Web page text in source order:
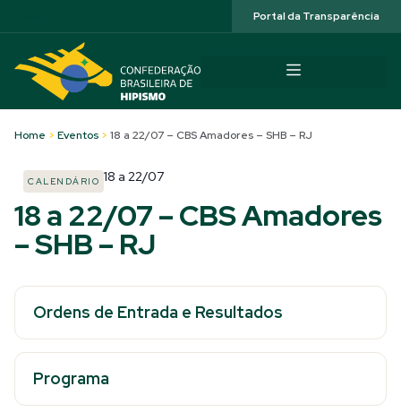
Portal da Transparência
Home > Eventos > 18 a 22/07 – CBS Amadores – SHB – RJ
CALENDÁRIO 18 a 22/07
18 a 22/07 – CBS Amadores
– SHB – RJ
Ordens de Entrada e Resultados
Programa